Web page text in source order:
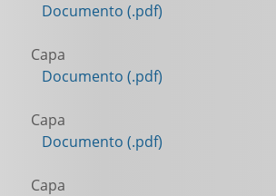
Documento (.pdf)
Capa
Documento (.pdf)
Capa
Documento (.pdf)
Capa